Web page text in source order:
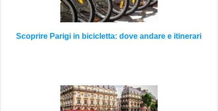
Scoprire Parigi in bicicletta: dove andare e itinerari